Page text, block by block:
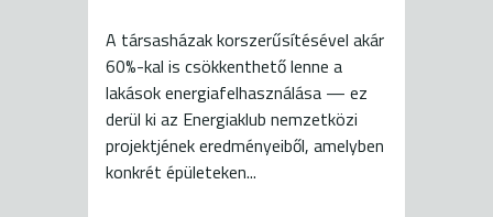
A társasházak korszerűsítésével akár
60%-kal is csökkenthető lenne a
lakások energiafelhasználása — ez
derül ki az Energiaklub nemzetközi
projektjének eredményeiből, amelyben
konkrét épületeken...